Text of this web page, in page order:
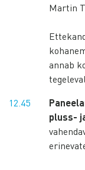
Martin
annab
12.45
pluss-